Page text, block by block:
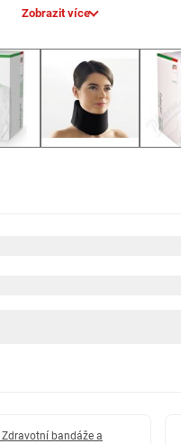
Zobrazit více
Zdravotní bandáže a